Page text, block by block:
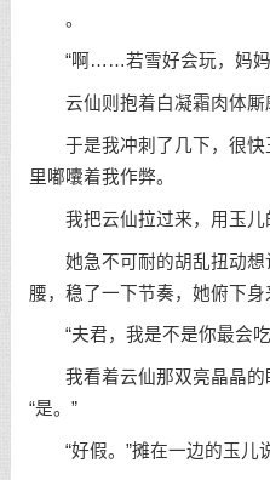
。
“啊……若雪好会玩，妈
云仙则抱着白凝霜肉体厮
于是我冲刺了几下，很快
里嘟囔着我作弊。
我把云仙拉过来，用玉儿
她急不可耐的胡乱扭动想
腰，稳了一下节奏，她俯下身
“夫君，我是不是你最会吃
我看着云仙那双亮晶晶的
“是。”
“好假。”摊在一边的玉儿说